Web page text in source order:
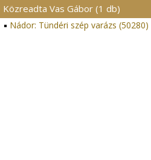
Közreadta Vas Gábor (1 db)
Nádor: Tündéri szép varázs (50280)